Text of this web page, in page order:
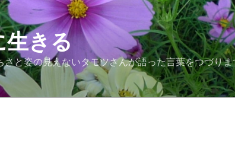
生きる
と姿の見えないタモツさんが語った言葉をつづりま